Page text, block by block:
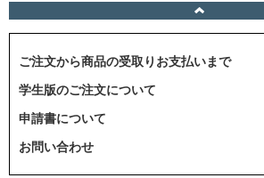
ご注文から商品の受取りお支払いまで
学生版のご注文について
申請書について
お問い合わせ